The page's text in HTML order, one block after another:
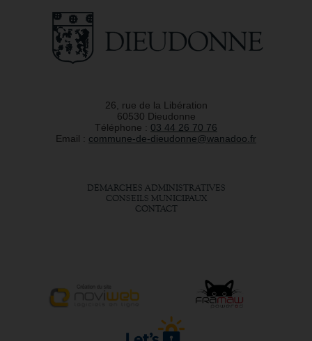
26, rue de la Libération
60530 Dieudonne
Téléphone : 03 44 26 70 76
Email : commune-de-dieudonne@wanadoo.fr
DÉMARCHES ADMINISTRATIVES
CONSEILS MUNICIPAUX
CONTACT